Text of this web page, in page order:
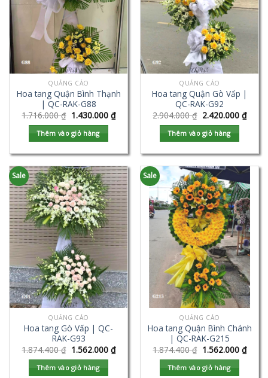
QUẢNG CÁO
Hoa tang Quận Bình Thạnh
| QC-RAK-G88
1.716.000₫ 1.430.000 ₫
Thêm vào giỏ hàng
QUẢNG CÁO
Hoa tang Quận Gò Vấp |
QC-RAK-G92
2.904.000₫ 2.420.000 ₫
Thêm vào giỏ hàng
Sale
QUẢNG CÁO
Hoa tang Gò Vấp | QC-
RAK-G93
1.874.400₫ 1.562.000 ₫
Thêm vào giỏ hàng
Sale
QUẢNG CÁO
Hoa tang Quận Bình Chánh
| QC-RAK-G215
1.874.400₫ 1.562.000 ₫
Thêm vào giỏ hàng